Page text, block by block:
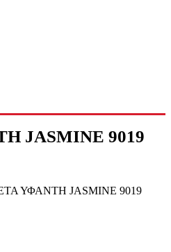
JASMINE 9019
ΥΦΑΝΤΗ JASMINE 9019